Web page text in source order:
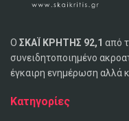
Ο ΣΚΑΪ ΚΡΗΤΗΣ 92,1 από
συνειδητοποιημένο
έγκαιρη ενημέρωση αλλά
Κατηγορίες